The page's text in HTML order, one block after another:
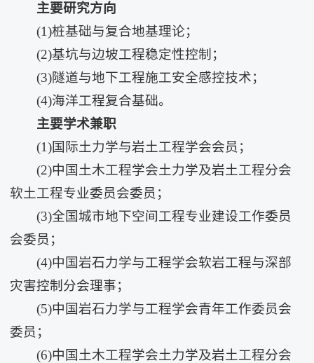
主要研究方向
(1)桩基础与复合地基理论；
(2)基坑与边坡工程稳定性控制；
(3)隧道与地下工程施工安全感控技术；
(4)海洋工程复合基础。
主要学术兼职
(1)国际土力学与岩土工程学会会员；
(2)中国土木工程学会土力学及岩土工程分会
软土工程专业委员会委员；
(3)全国城市地下空间工程专业建设工作委员
会委员；
(4)中国岩石力学与工程学会软岩工程与深部
灾害控制分会理事；
(5)中国岩石力学与工程学会青年工作委员会
委员；
(6)中国土木工程学会土力学及岩土工程分会